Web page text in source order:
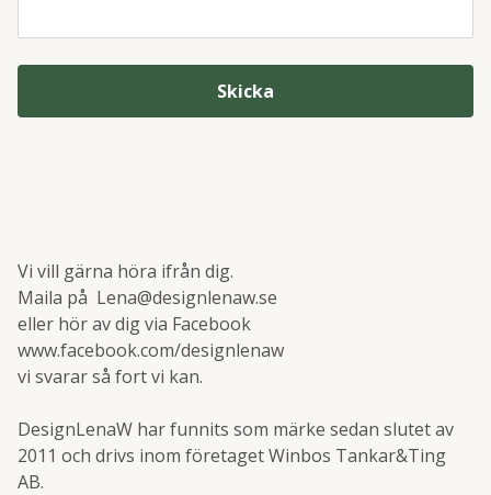
Skicka
Vi vill gärna höra ifrån dig.
Maila på Lena@designlenaw.se
eller hör av dig via Facebook
www.facebook.com/designlenaw
vi svarar så fort vi kan.
DesignLenaW har funnits som märke sedan slutet av
2011 och drivs inom företaget Winbos Tankar&Ting
AB.